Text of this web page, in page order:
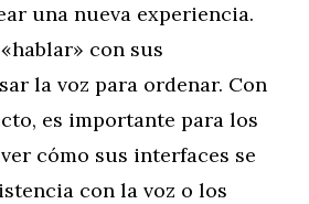
una nueva experiencia.
con sus
la voz para ordenar. Con
es importante para los
cómo sus interfaces se
con la voz o los